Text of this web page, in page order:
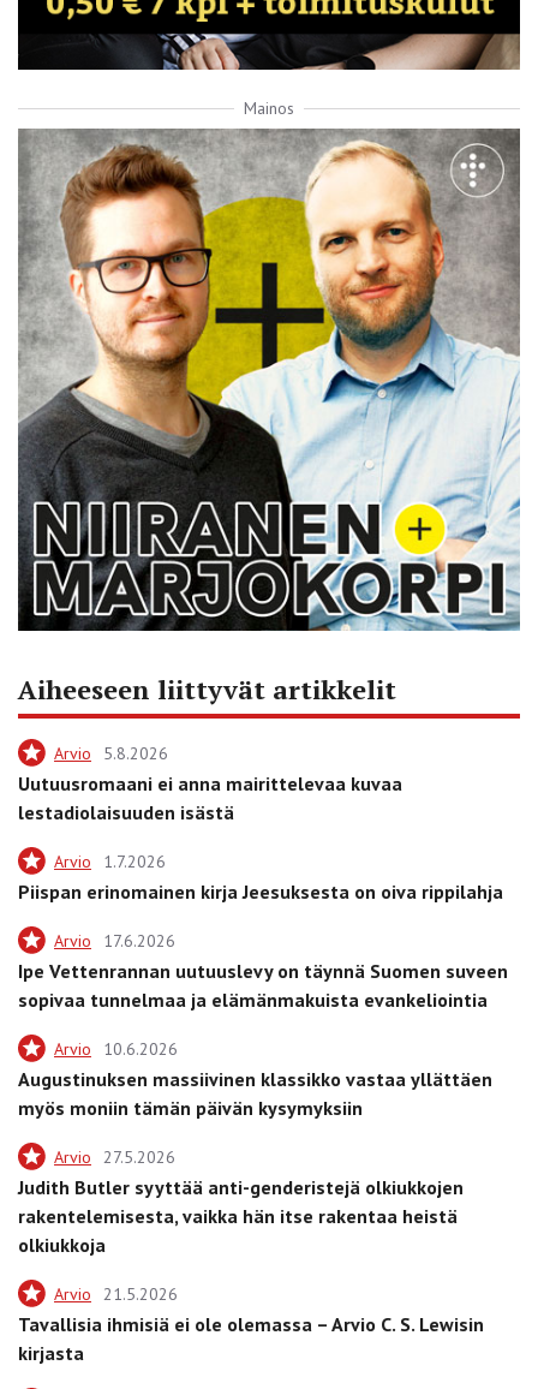
Mainos
Aiheeseen liittyvät artikkelit
Arvio 5.8.2026
Uutuusromaani ei anna mairittelevaa kuvaa
lestadiolaisuuden isästä
Arvio 1.7.2026
Piispan erinomainen kirja Jeesuksesta on oiva rippilahja
Arvio 17.6.2026
Ipe Vettenrannan uutuuslevy on täynnä Suomen suveen
sopivaa tunnelmaa ja elämänmakuista evankeliointia
Arvio 10.6.2026
Augustinuksen massiivinen klassikko vastaa yllättäen
myös moniin tämän päivän kysymyksiin
Arvio 27.5.2026
Judith Butler syyttää anti-genderistejä olkiukkojen
rakentelemisesta, vaikka hän itse rakentaa heistä
olkiukkoja
Arvio 21.5.2026
Tavallisia ihmisiä ei ole olemassa – Arvio C. S. Lewisin
kirjasta